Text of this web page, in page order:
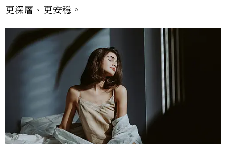
更深層、更安穩。